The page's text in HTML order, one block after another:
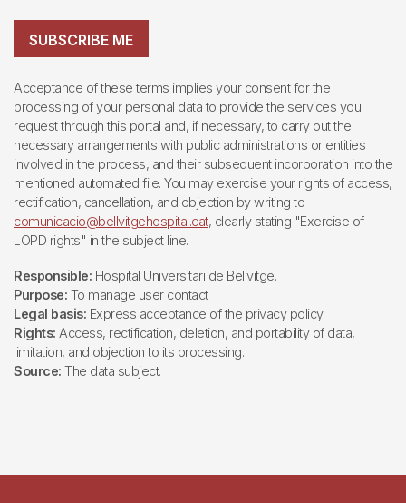
SUBSCRIBE ME
Acceptance of these terms implies your consent for the
processing of your personal data to provide the services you
request through this portal and, if necessary, to carry out the
necessary arrangements with public administrations or entities
involved in the process, and their subsequent incorporation into the
mentioned automated file. You may exercise your rights of access,
rectification, cancellation, and objection by writing to
comunicacio@bellvitgehospital.cat, clearly stating "Exercise of
LOPD rights" in the subject line.
Responsible: Hospital Universitari de Bellvitge.
Purpose: To manage user contact
Legal basis: Express acceptance of the privacy policy.
Rights: Access, rectification, deletion, and portability of data,
limitation, and objection to its processing.
Source: The data subject.